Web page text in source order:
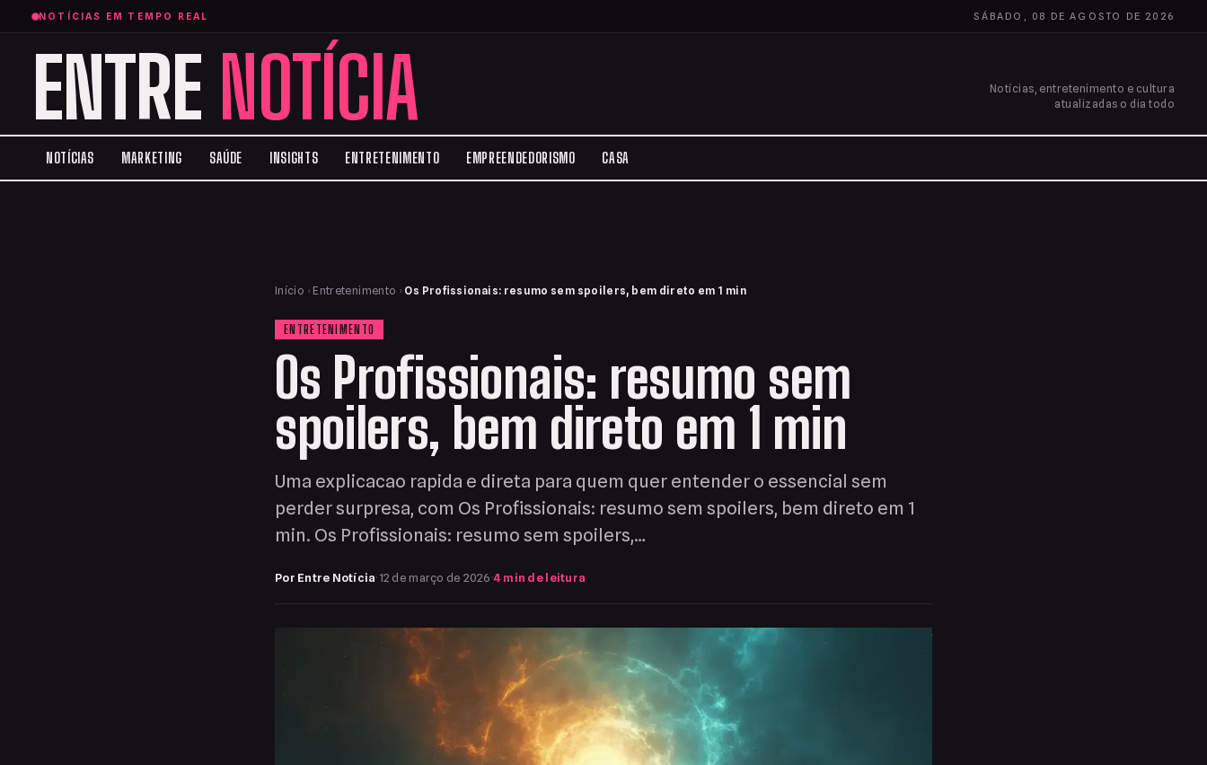
NOTÍCIAS EM TEMPO REAL SÁBADO, 08 DE AGOSTO DE 2026
ENTRE NOTÍCIA
Notícias, entretenimento e cultura
atualizadas o dia todo
NOTÍCIAS MARKETING SAÚDE INSIGHTS ENTRETENIMENTO EMPREENDEDORISMO CASA
Início › Entretenimento › Os Profissionais: resumo sem spoilers, bem direto em 1 min
ENTRETENIMENTO
Os Profissionais: resumo sem
spoilers, bem direto em 1 min
Uma explicacao rapida e direta para quem quer entender o essencial sem
perder surpresa, com Os Profissionais: resumo sem spoilers, bem direto em 1
min. Os Profissionais: resumo sem spoilers,…
Por Entre Notícia·12 de março de 2026·4 min de leitura